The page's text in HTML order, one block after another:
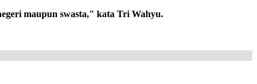
maupun swasta," kata Tri Wahyu.